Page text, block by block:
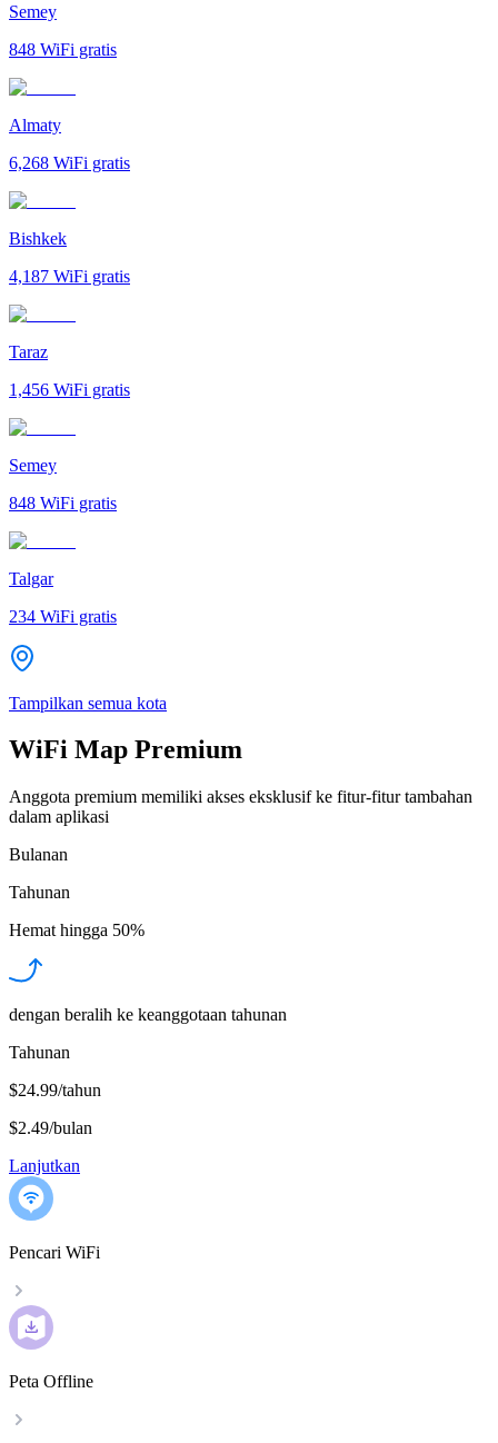
Semey
848 WiFi gratis
Almaty
6,268 WiFi gratis
Bishkek
4,187 WiFi gratis
Taraz
1,456 WiFi gratis
Semey
848 WiFi gratis
Talgar
234 WiFi gratis
Tampilkan semua kota
WiFi Map Premium
Anggota premium memiliki akses eksklusif ke fitur-fitur tambahan
dalam aplikasi
Bulanan
Tahunan
Hemat hingga 50%
dengan beralih ke keanggotaan tahunan
Tahunan
$24.99/tahun
$2.49/bulan
Lanjutkan
Pencari WiFi
Peta Offline